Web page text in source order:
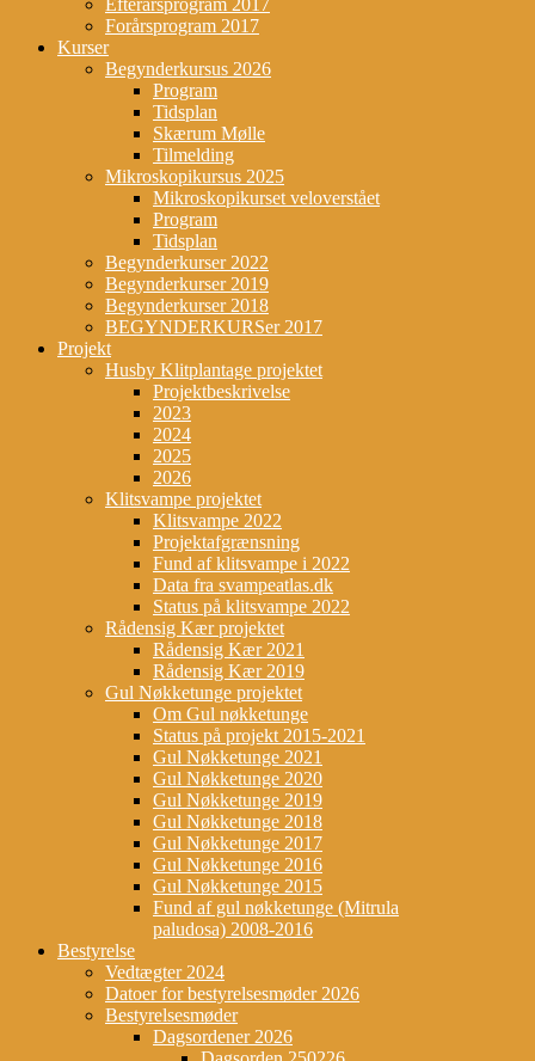
Efterårsprogram 2017
Forårsprogram 2017
Kurser
Begynderkursus 2026
Program
Tidsplan
Skærum Mølle
Tilmelding
Mikroskopikursus 2025
Mikroskopikurset veloverstået
Program
Tidsplan
Begynderkurser 2022
Begynderkurser 2019
Begynderkurser 2018
BEGYNDERKURSer 2017
Projekt
Husby Klitplantage projektet
Projektbeskrivelse
2023
2024
2025
2026
Klitsvampe projektet
Klitsvampe 2022
Projektafgrænsning
Fund af klitsvampe i 2022
Data fra svampeatlas.dk
Status på klitsvampe 2022
Rådensig Kær projektet
Rådensig Kær 2021
Rådensig Kær 2019
Gul Nøkketunge projektet
Om Gul nøkketunge
Status på projekt 2015-2021
Gul Nøkketunge 2021
Gul Nøkketunge 2020
Gul Nøkketunge 2019
Gul Nøkketunge 2018
Gul Nøkketunge 2017
Gul Nøkketunge 2016
Gul Nøkketunge 2015
Fund af gul nøkketunge (Mitrula
paludosa) 2008-2016
Bestyrelse
Vedtægter 2024
Datoer for bestyrelsesmøder 2026
Bestyrelsesmøder
Dagsordener 2026